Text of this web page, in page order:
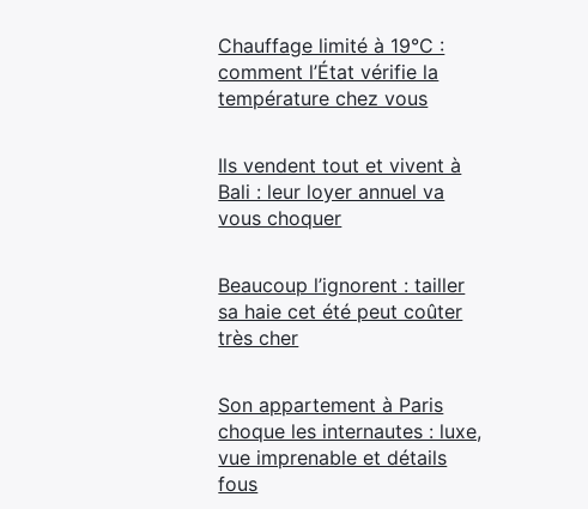
Chauffage limité à 19°C :
comment l’État vérifie la
température chez vous
Ils vendent tout et vivent à
Bali : leur loyer annuel va
vous choquer
Beaucoup l’ignorent : tailler
sa haie cet été peut coûter
très cher
Son appartement à Paris
choque les internautes : luxe,
vue imprenable et détails
fous